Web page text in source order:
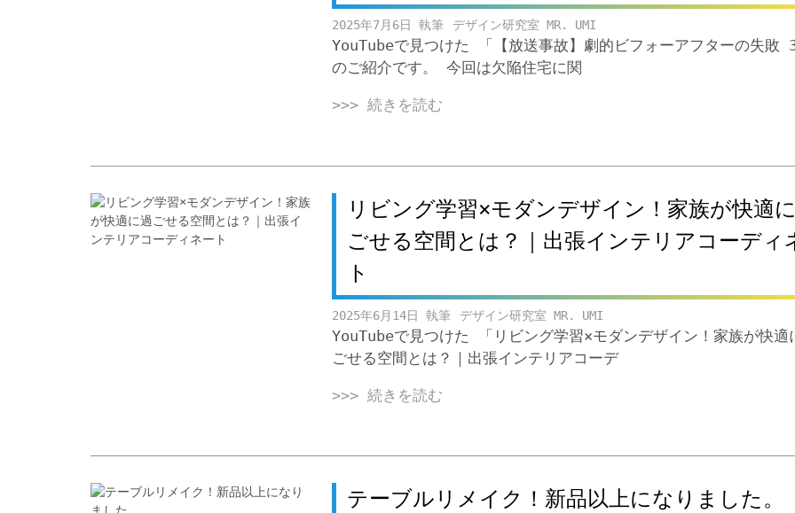
2025年7月6日 デザイン研究室 MR. UMI
YouTubeで見つけた 「【放送事故】劇的ビフォーアフターの失敗 3
のご紹介です。 今回は欠陥住宅に関
>>> 続きを読む
リビング学習×モダンデザイン！家族が快適
ごせる空間とは？｜出張インテリアコーディ
ト
2025年6月14日 デザイン研究室 MR. UMI
YouTubeで見つけた 「リビング学習×モダンデザイン！家族が快適
ごせる空間とは？｜出張インテリアコーデ
>>> 続きを読む
テーブルリメイク！新品以上になりました。